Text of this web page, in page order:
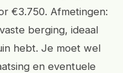
€3.750. Afmetingen:
berging, ideaal
hebt. Je moet wel
en eventuele